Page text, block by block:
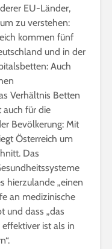
EU-Länder,
zu verstehen:
kommen fünf
und in der
Auch
Verhältnis Betten
auch für die
Bevölkerung: Mit
Österreich um
Das
hierzulande „einen
an medizinische
und dass „das
ist als in